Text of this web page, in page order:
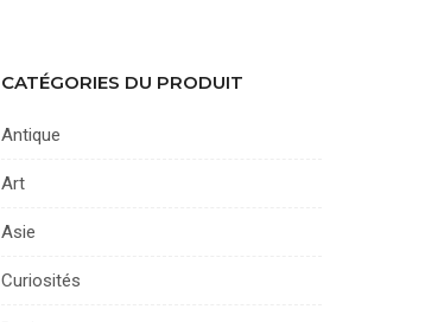
CATÉGORIES DU PRODUIT
Antique
Art
Asie
Curiosités